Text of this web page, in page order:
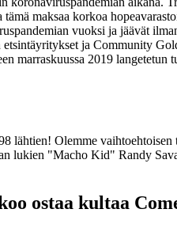
maksaa korkoa
vuoksi ja jäävät
ja Community
marraskuussa 2019
lähtien! Olemme
lukien "Macho Kid" Randy
ostaa kultaa